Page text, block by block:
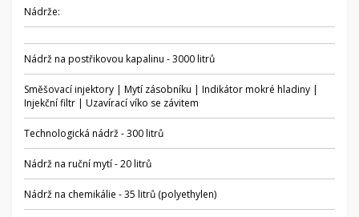
Nádrže:
Nádrž na postřikovou kapalinu - 3000 litrů
Směšovací injektory | Mytí zásobníku | Indikátor mokré hladiny |
Injekční filtr | Uzavírací víko se závitem
Technologická nádrž - 300 litrů
Nádrž na ruční mytí - 20 litrů
Nádrž na chemikálie - 35 litrů (polyethylen)